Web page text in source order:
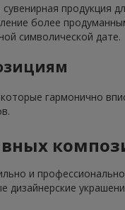
сувенирная продукция
более
символической дате.
гармонично
и